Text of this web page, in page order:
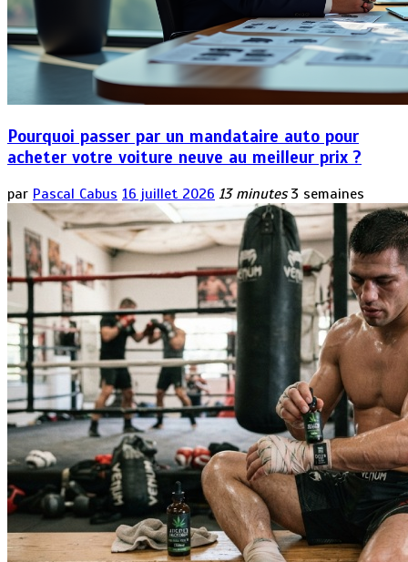
Pourquoi passer par un mandataire auto pour
acheter votre voiture neuve au meilleur prix ?
par Pascal Cabus 16 juillet 2026 13 minutes 3 semaines